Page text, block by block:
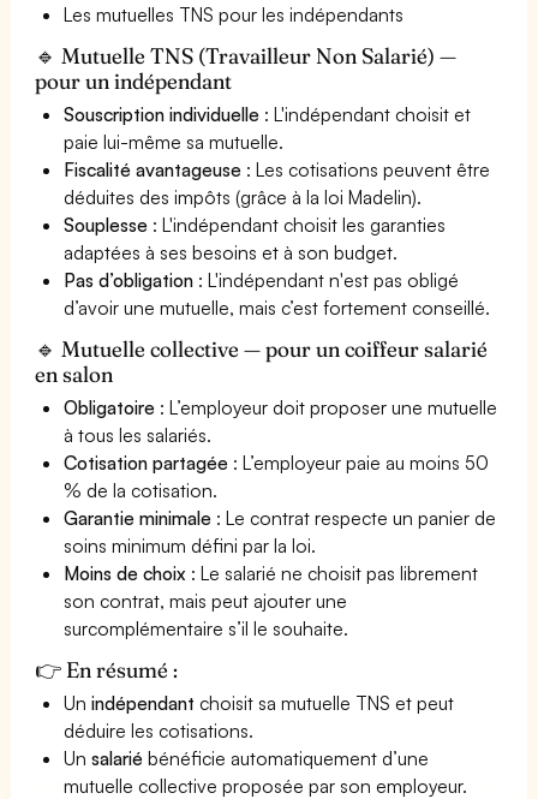
Les mutuelles TNS pour les indépendants
🔹 Mutuelle TNS (Travailleur Non Salarié) —
pour un indépendant
Souscription individuelle : L'indépendant choisit et
paie lui-même sa mutuelle.
Fiscalité avantageuse : Les cotisations peuvent être
déduites des impôts (grâce à la loi Madelin).
Souplesse : L'indépendant choisit les garanties
adaptées à ses besoins et à son budget.
Pas d’obligation : L'indépendant n'est pas obligé
d’avoir une mutuelle, mais c’est fortement conseillé.
🔹 Mutuelle collective — pour un coiffeur salarié
en salon
Obligatoire : L’employeur doit proposer une mutuelle
à tous les salariés.
Cotisation partagée : L’employeur paie au moins 50
% de la cotisation.
Garantie minimale : Le contrat respecte un panier de
soins minimum défini par la loi.
Moins de choix : Le salarié ne choisit pas librement
son contrat, mais peut ajouter une
surcomplémentaire s’il le souhaite.
👉 En résumé :
Unindépendant choisit sa mutuelle TNS et peut
déduire les cotisations.
Unsalarié bénéficie automatiquement d’une
mutuelle collective proposée par son employeur.